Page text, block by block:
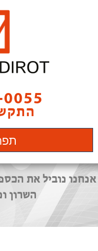
אנחנו נוביל את
השרון